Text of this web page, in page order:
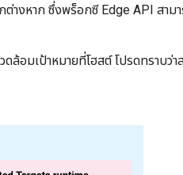
งหาก ซึ่งพร็อกซี Edge API สามา
อมเป้าหมายที่โฮสต์ โปรดทราบว่